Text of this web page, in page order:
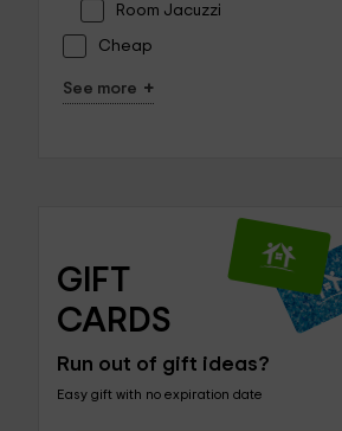
Room Jacuzzi
Cheap
See more +
GIFT
CARDS
Run out of gift ideas?
Easy gift with no expiration date